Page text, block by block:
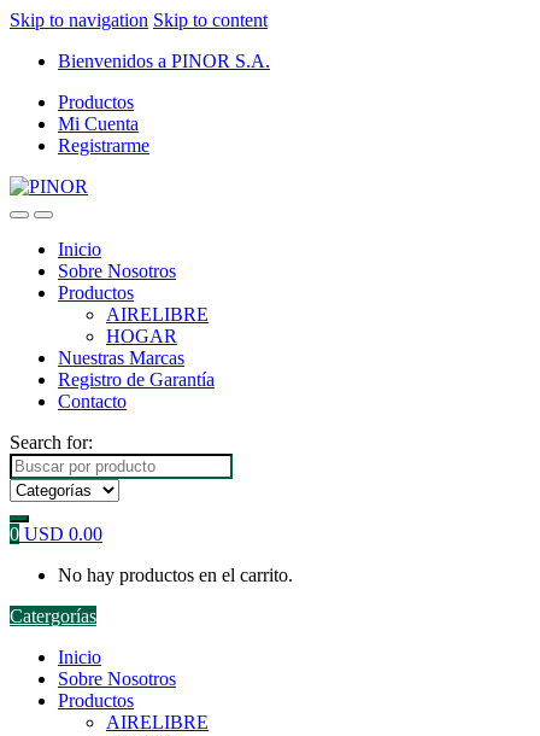
Skip to navigation Skip to content
Bienvenidos a PINOR S.A.
Productos
Mi Cuenta
Registrarme
Inicio
Sobre Nosotros
Productos
AIRELIBRE
HOGAR
Nuestras Marcas
Registro de Garantía
Contacto
Search for:
0 USD 0.00
No hay productos en el carrito.
Catergorías
Inicio
Sobre Nosotros
Productos
AIRELIBRE